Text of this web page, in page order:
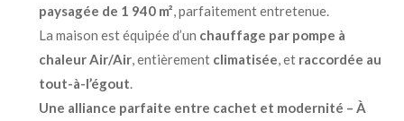
paysagée de 1 940 m² , parfaitement entretenue.
La maison est équipée d’un chauffage par pompe à
chaleur Air/Air, entièrement climatisée , et raccordée au
tout-à-l’égout
Une alliance parfaite entre cachet et modernité – À